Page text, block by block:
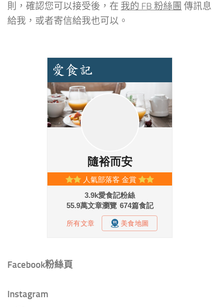
則，確認您可以接受後，在 我的 FB 粉絲團 傳訊息
給我，或者寄信給我也可以。
Facebook粉絲頁
Instagram